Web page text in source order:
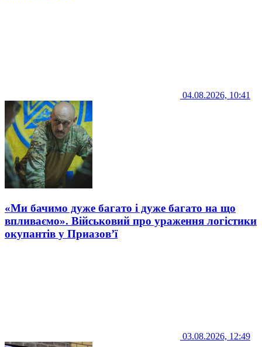
04.08.2026, 10:41
«Ми бачимо дуже багато і дуже багато на що
впливаємо». Військовий про ураження логістики
окупантів у Приазов’ї
03.08.2026, 12:49